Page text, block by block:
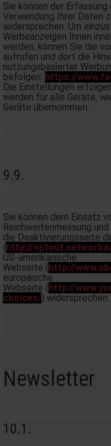
Sie können der
Verwendung Ihrer Daten
widersprechen. Um
Werbeanzeigen Ihnen
werden, können Sie die
aufrufen und dort die
nutzungsbasierter
befolgen: https://
Die Einstellungen
werden für alle Geräte,
Geräte übernommen.
9.9.
Sie können dem Einsatz
Reichweitenmessung
die Deaktivierungsseite
(http://
US-amerikanische
Webseite (http://
europäische
Webseite (http://
choices/) widersprechen.
Newsletter
10.1.